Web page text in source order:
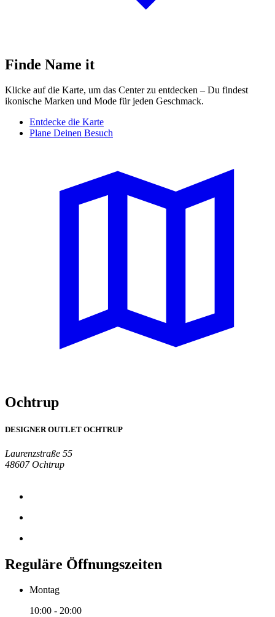
Finde Name it
Klicke auf die Karte, um das Center zu entdecken – Du findest
ikonische Marken und Mode für jeden Geschmack.
Entdecke die Karte
Plane Deinen Besuch
Ochtrup
DESIGNER OUTLET OCHTRUP
Laurenzstraße 55
48607 Ochtrup
Reguläre Öffnungszeiten
Montag
10:00 - 20:00